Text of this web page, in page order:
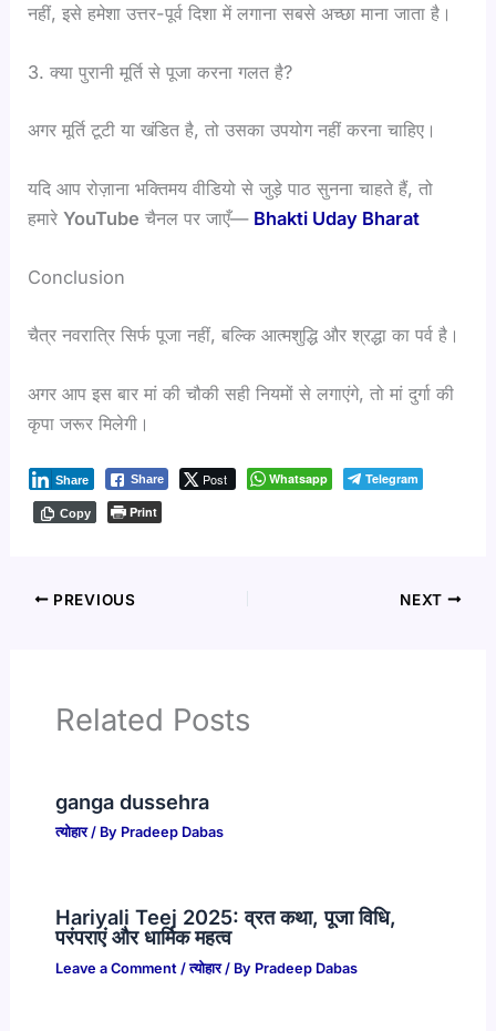
नहीं, इसे हमेशा उत्तर-पूर्व दिशा में लगाना सबसे अच्छा माना जाता है।
3. क्या पुरानी मूर्ति से पूजा करना गलत है?
अगर मूर्ति टूटी या खंडित है, तो उसका उपयोग नहीं करना चाहिए।
यदि आप रोज़ाना भक्तिमय वीडियो से जुड़े पाठ सुनना चाहते हैं, तो
हमारेYouTube चैनल पर जाएँ— Bhakti Uday Bharat
Conclusion
चैत्र नवरात्रि सिर्फ पूजा नहीं, बल्कि आत्मशुद्धि और श्रद्धा का पर्व है।
अगर आप इस बार मां की चौकी सही नियमों से लगाएंगे, तो मां दुर्गा की
कृपा जरूर मिलेगी।
Share Post
Share Whatsapp Telegram
Copy Print
PREVIOUS NEXT
Related Posts
ganga dussehra
त्योहार/ By Pradeep Dabas
Hariyali Teej 2025: व्रत कथा, पूजा विधि,
परंपराएं और धार्मिक महत्व
Leave a Comment /त्योहार/ By Pradeep Dabas